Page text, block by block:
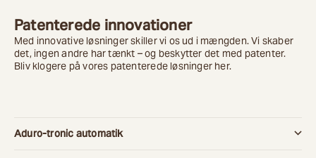
land
Land
Patenterede innovationer
Med innovative løsninger skiller vi os ud i mængden. Vi skaber
det, ingen andre har tænkt – og beskytter det med patenter.
Bliv klogere på vores patenterede løsninger her.
Aduro-tronic automatik